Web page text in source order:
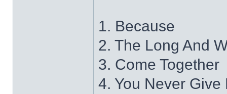
1. Because
2. The Long And
3. Come Together
4. You Never Give